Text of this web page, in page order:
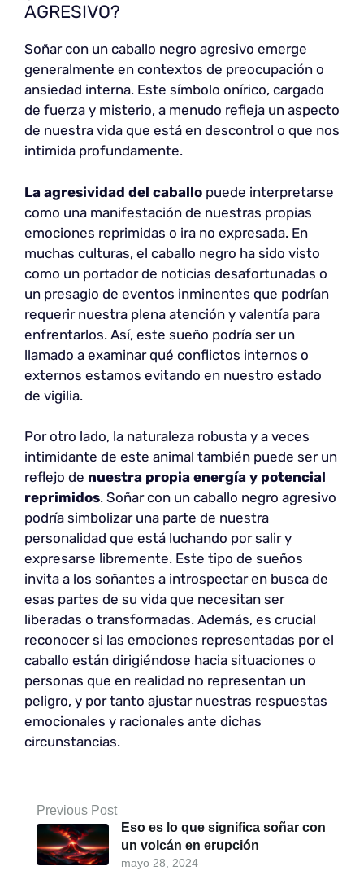
AGRESIVO?
Soñar con un caballo negro agresivo emerge
generalmente en contextos de preocupación o
ansiedad interna. Este símbolo onírico, cargado
de fuerza y misterio, a menudo refleja un aspecto
de nuestra vida que está en descontrol o que nos
intimida profundamente.
La agresividad del caballo puede interpretarse
como una manifestación de nuestras propias
emociones reprimidas o ira no expresada. En
muchas culturas, el caballo negro ha sido visto
como un portador de noticias desafortunadas o
un presagio de eventos inminentes que podrían
requerir nuestra plena atención y valentía para
enfrentarlos. Así, este sueño podría ser un
llamado a examinar qué conflictos internos o
externos estamos evitando en nuestro estado
de vigilia.
Por otro lado, la naturaleza robusta y a veces
intimidante de este animal también puede ser un
reflejo de nuestra propia energía y potencial
reprimidos. Soñar con un caballo negro agresivo
podría simbolizar una parte de nuestra
personalidad que está luchando por salir y
expresarse libremente. Este tipo de sueños
invita a los soñantes a introspectar en busca de
esas partes de su vida que necesitan ser
liberadas o transformadas. Además, es crucial
reconocer si las emociones representadas por el
caballo están dirigiéndose hacia situaciones o
personas que en realidad no representan un
peligro, y por tanto ajustar nuestras respuestas
emocionales y racionales ante dichas
circunstancias.
Previous Post
mayo 28, 2024
Eso es lo que significa soñar con
un volcán en erupción